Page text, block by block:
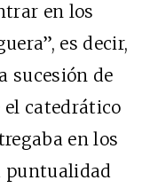
en los
es decir,
sucesión de
el catedrático
en los
puntualidad